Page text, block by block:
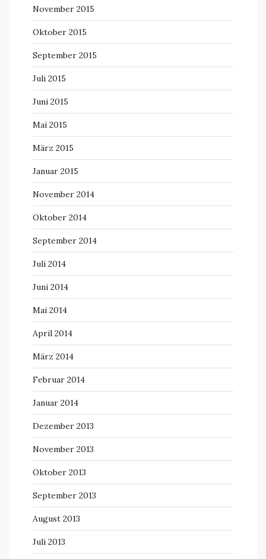
November 2015
Oktober 2015
September 2015
Juli 2015
Juni 2015
Mai 2015
März 2015
Januar 2015
November 2014
Oktober 2014
September 2014
Juli 2014
Juni 2014
Mai 2014
April 2014
März 2014
Februar 2014
Januar 2014
Dezember 2013
November 2013
Oktober 2013
September 2013
August 2013
Juli 2013